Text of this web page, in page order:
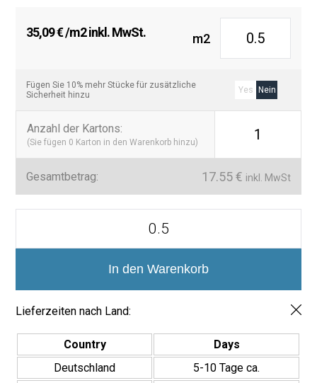
35,09€/m2 inkl. MwSt. m2
Fügen Sie 10% mehr Stücke für zusätzliche
Sicherheit hinzu
Yes Nein
Anzahl der Kartons:
(Sie fügen 0 Karton in den Warenkorb hinzu) 1
Gesamtbetrag: 17.55 € inkl. MwSt
In den Warenkorb
Lieferzeiten nach Land:
Country
Days
Deutschland
5-10 Tage ca.